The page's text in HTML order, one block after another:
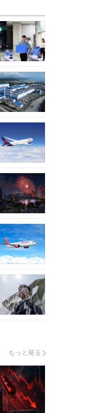
もっと見る